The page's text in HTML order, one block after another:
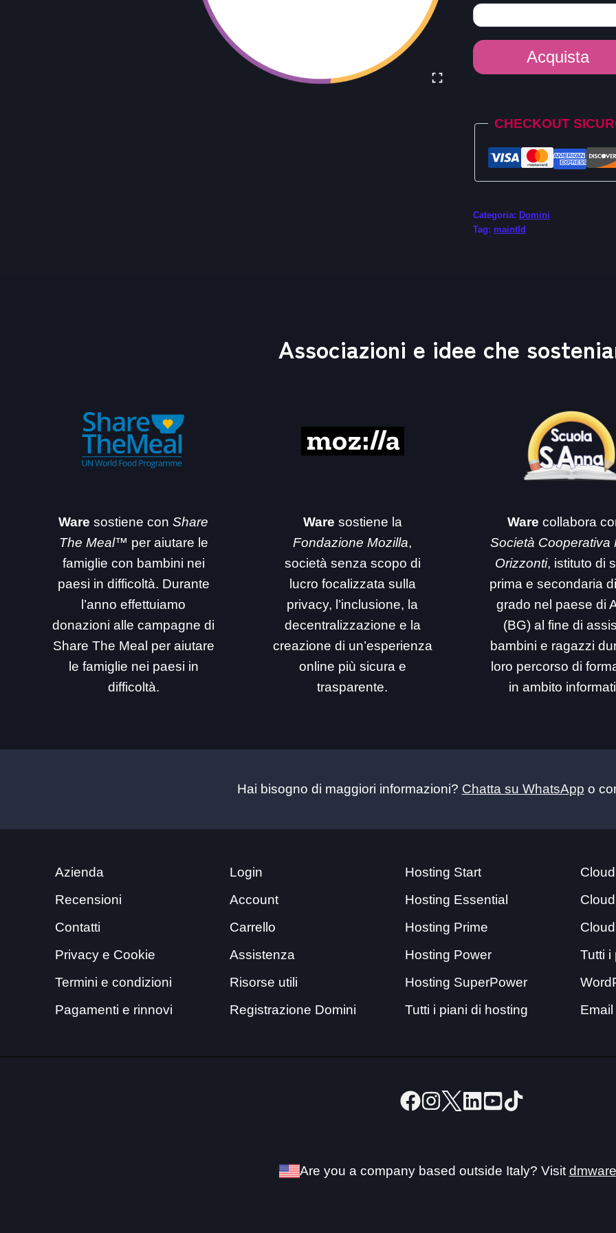
Dominio
Email
Acquista
CHECKOUT
Categoria: Domini
Tag: maintld
Associazioni e idee che
Ware sostiene conShare
The Meal™ per aiutare le
famiglie con bambini nei
paesi in difficoltà. Durante
l’anno effettuiamo
donazioni alle campagne di
Share The Meal per aiutare
le famiglie nei paesi in
difficoltà.
Ware sostiene la
Fondazione Mozilla,
società senza scopo di
lucro focalizzata sulla
privacy, l’inclusione, la
decentralizzazione e la
creazione di un’esperienza
online più sicura e
trasparente.
Ware collabora
Società Cooperativa
Orizzonti, istituto di
prima e secondaria
grado nel paese di
(BG) al fine di
bambini e ragazzi
loro percorso di
in ambito
Hai bisogno di maggiori informazioni? Chatta su WhatsApp o
Azienda
Recensioni
Contatti
Privacy e Cookie
Termini e condizioni
Pagamenti e rinnovi
Login
Account
Carrello
Assistenza
Risorse utili
Registrazione Domini
Hosting Start
Hosting Essential
Hosting Prime
Hosting Power
Hosting SuperPower
Tutti i piani di hosting
Tutti i
Email
Are you a company based outside Italy? Visit